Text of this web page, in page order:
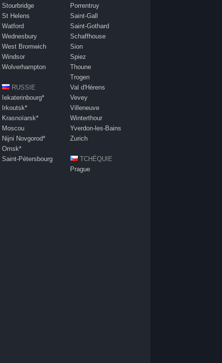
Stourbridge
St Helens
Watford
Wednesbury
West Bromwich
Windsor
Wolverhampton
RUSSIE
Iekaterinbourg*
Irkoutsk*
Krasnoïarsk*
Moscou
Nijni Novgorod*
Omsk*
Saint-Pétersbourg
Porrentruy
Saint-Gall
Saint-Gothard
Schaffhouse
Sion
Spiez
Thoune
Trogen
Val d'Hérens
Vevey
Villeneuve
Winterthour
Yverdon-les-Bains
Zurich
TCHÉQUIE
Prague